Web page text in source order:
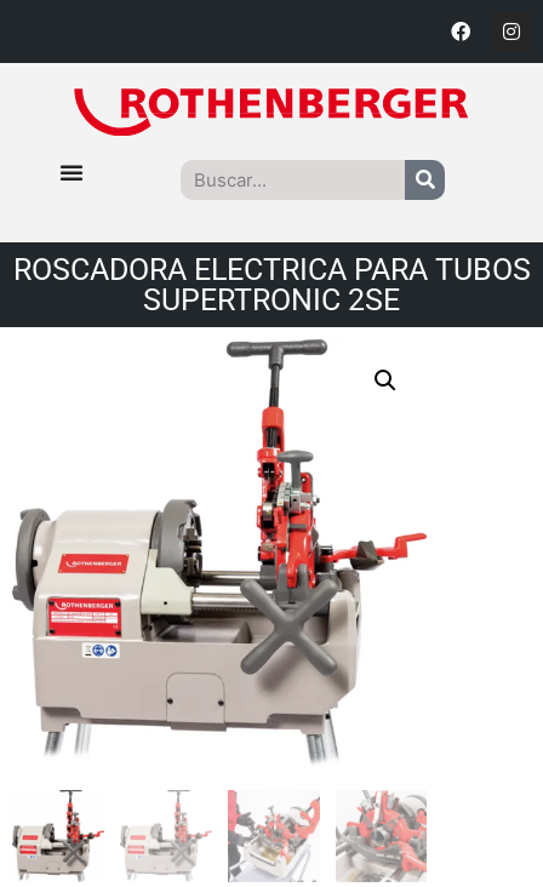
ROSCADORA ELECTRICA PARA TUBOS
SUPERTRONIC 2SE